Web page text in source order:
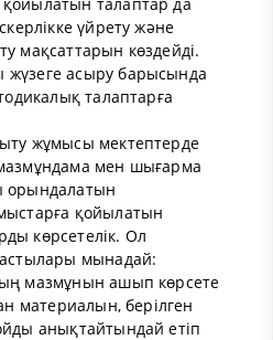
үйрету және
мақсаттарын көздейді.
асыру барысында
талаптарға
жұмысы мектептерде
мен шығарма
орындалатын
қойылатын
көрсетелік. Ол
мынадай:
мазмұнын ашып көрсете
материалын, берілген
анықтайтындай етіп